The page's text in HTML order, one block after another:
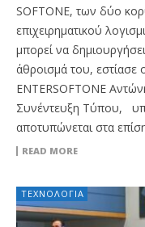
SOFTONE, των δύο
επιχειρηματικού
μπορεί να
άθροισμά του,
ENTERSOFTONE
Συνέντευξη Τύπου,
αποτυπώνεται στα
READ MORE
ΤΕΧΝΟΛΟΓΊΑ